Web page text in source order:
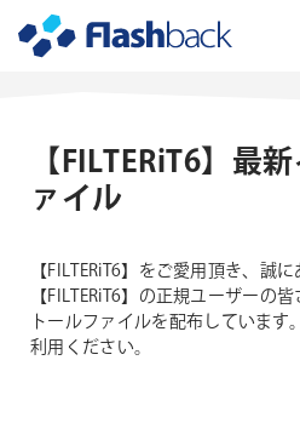
【FILTERiT6】最
ァイル
【FILTERiT6】をご愛用頂き、誠
【FILTERiT6】の正規ユーザーの
トールファイルを配布していま
利用ください。